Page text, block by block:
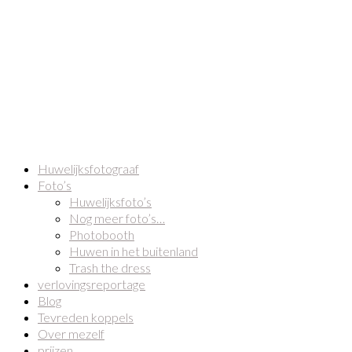
Huwelijksfotograaf
Foto’s
Huwelijksfoto’s
Nog meer foto’s…
Photobooth
Huwen in het buitenland
Trash the dress
verlovingsreportage
Blog
Tevreden koppels
Over mezelf